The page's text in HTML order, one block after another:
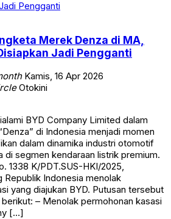
Merek Denza di MA,
Jadi Pengganti
Kamis, 16 Apr 2026
Otokini
BYD Company Limited dalam
di Indonesia menjadi momen
dalam dinamika industri otomotif
di segmen kendaraan listrik premium.
1338 K/PDT.SUS-HKI/2025,
Republik Indonesia menolak
yang diajukan BYD. Putusan tersebut
– Menolak permohonan kasasi
[…]